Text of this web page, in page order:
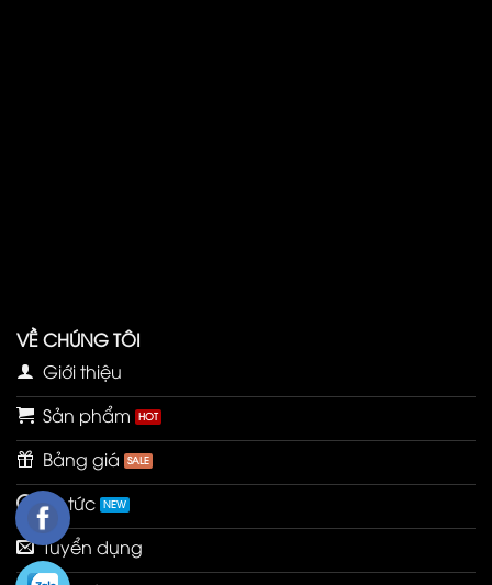
VỀ CHÚNG TÔI
Giới thiệu
Sản phẩm
Bảng giá
Tin tức
Tuyển dụng